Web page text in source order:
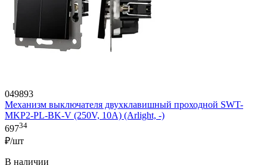
049893
Механизм выключателя двухклавишный проходной SWT-
MKP2-PL-BK-V (250V, 10A) (Arlight, -)
69734
₽/шт
В наличии